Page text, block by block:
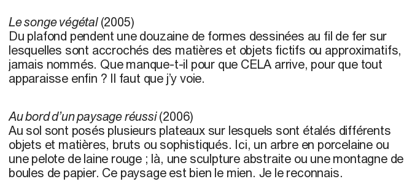
Le songe végétal(2005)
Du plafond pendent une douzaine de formes dessinées au fil de fer sur
lesquelles sont accrochés des matières et objets fictifs ou approximatifs,
jamais nommés. Que manque-t-il pour que CELA arrive, pour que tout
apparaisse enfin ? Il faut que j’y voie.
Au bord d’un paysage réussi(2006)
Au sol sont posés plusieurs plateaux sur lesquels sont étalés différents
objets et matières, bruts ou sophistiqués. Ici, un arbre en porcelaine ou
une pelote de laine rouge ; là, une sculpture abstraite ou une montagne de
boules de papier. Ce paysage est bien le mien. Je le reconnais.